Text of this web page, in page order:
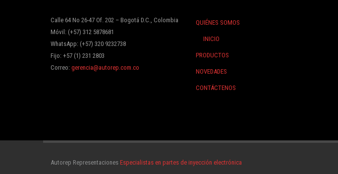
Calle 64 No 26-47 Of. 202 – Bogotá D.C., Colombia
Móvil: (+57) 312 5878681
WhatsApp: (+57) 320 9232738
Fijo: +57 (1) 231 2803
Correo: gerencia@autorep.com.co
QUIÉNES SOMOS
INICIO
PRODUCTOS
NOVEDADES
CONTÁCTENOS
Autorep Representaciones Especialistas en partes de inyección electrónica